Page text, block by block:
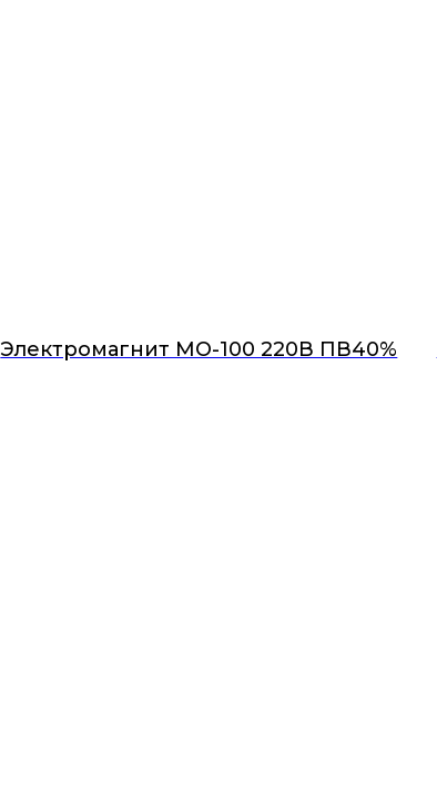
Электромагнит МО-100 220В ПВ40%